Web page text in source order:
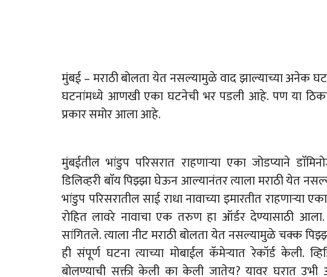
मुंबई – मराठी बोलता येत नसल्यामुळे वाद झाल्याच्या अनेक
घटनांमध्ये आणखी एका घटनेची भर पडली आहे. पण या
प्रकार समोर आला आहे.
मुंबईतील भांडुप परिसरात राहणाऱ्या एका जोडप्याने
डिलिव्हरी बाॅय पिझ्झा घेऊन आल्यानंतर त्याला मराठी येत
भांडुप परिसरातील साई राधा नावाच्या इमारतीत राहणाऱ्या
रोहित लावरे नावाचा एक तरुण हा ऑर्डर देण्यासाठी आला.
सांगितले. त्याला नीट मराठी बोलता येत नसल्यामुळे चक्क
ही संपूर्ण घटना त्याच्या मोबाईल कॅमेऱ्यात रेकॉर्ड केली.
बोलण्याची सक्ती केली का केली जातेय? यावर घरात